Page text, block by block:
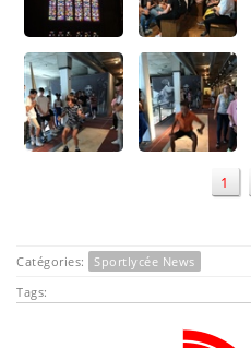
1
Catégories:
Sportlycée News
Tags: